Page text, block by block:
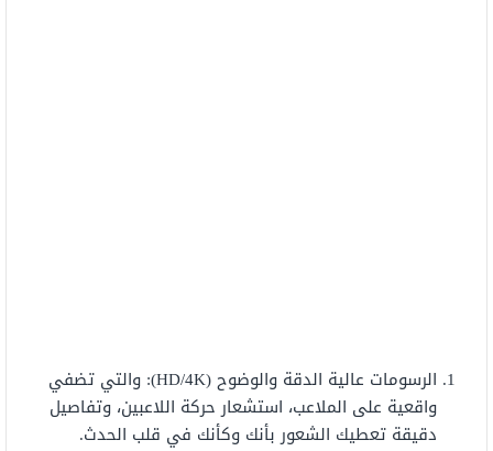
الرسومات عالية الدقة والوضوح (HD/4K): والتي تضفي
واقعية على الملاعب، استشعار حركة اللاعبين، وتفاصيل
دقيقة تعطيك الشعور بأنك وكأنك في قلب الحدث.